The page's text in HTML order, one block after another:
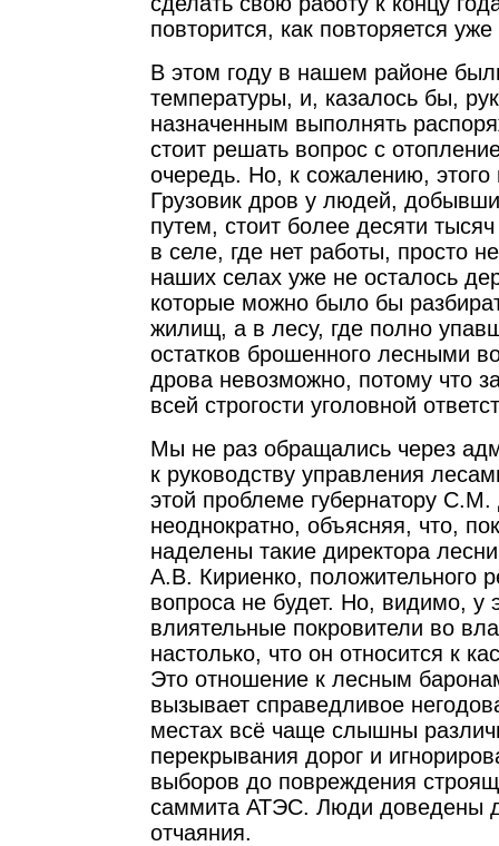
повторится, как повторяется
В этом году в нашем районе
температуры, и, казалось бы,
назначенным выполнять
стоит решать вопрос с
очередь. Но, к сожалению, этого
Грузовик дров у людей,
путем, стоит более десяти
в селе, где нет работы, просто
наших селах уже не осталось
которые можно было бы
жилищ, а в лесу, где полно
остатков брошенного лесными
дрова невозможно, потому что
всей строгости уголовной
Мы не раз обращались через
к руководству управления
этой проблеме губернатору С.М.
неоднократно, объясняя, что,
наделены такие директора
А.В. Кириенко, положительного
вопроса не будет. Но, видимо, у
влиятельные покровители во
настолько, что он относится к
Это отношение к лесным
вызывает справедливое
местах всё чаще слышны
перекрывания дорог и
выборов до повреждения
саммита АТЭС. Люди доведены
отчаяния.